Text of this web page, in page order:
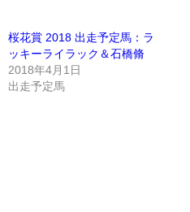
桜花賞 2018 出走予定馬：ラ
ッキーライラック＆石橋脩
2018年4月1日
出走予定馬